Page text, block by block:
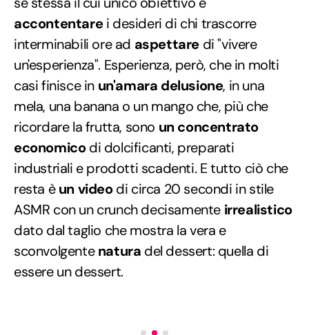
accontentarei desideri di chi trascorre
interminabili ore ad aspettare di "vivere
un'esperienza". Esperienza, però, che in molti
casi finisce in un'amara delusione, in una
mela, una banana o un mango che, più che
ricordare la frutta, sono un concentrato
economicodi dolcificanti, preparati
industriali e prodotti scadenti. E tutto ciò che
resta èun videodi circa 20 secondi in stile
ASMR con un crunch decisamente irrealistico
dato dal taglio che mostra la vera e
sconvolgentenatura del dessert: quella di
essere un dessert.